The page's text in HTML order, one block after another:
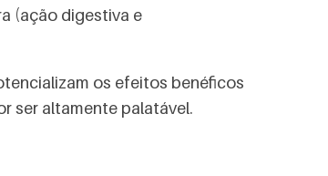
(ação digestiva e
os efeitos benéficos
ser altamente palatável.